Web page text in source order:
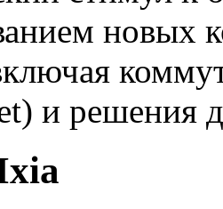
новых
и решения